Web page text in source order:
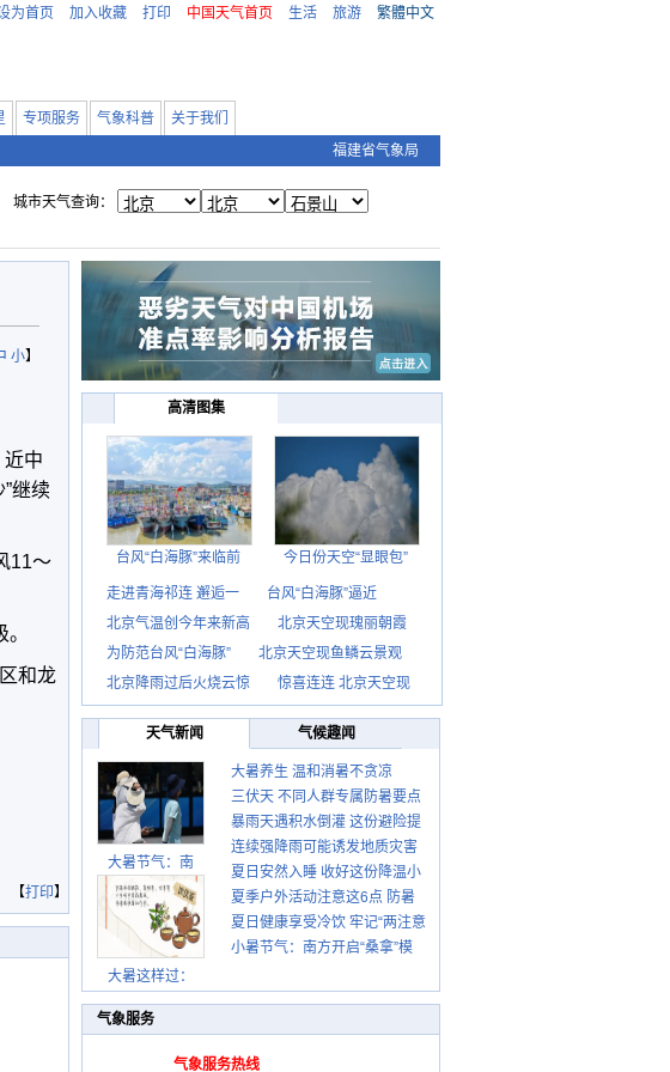
为首页 加入收藏 打印 中国天气首页 生活 旅游 繁體中文
专项服务 气象科普
关于我们
福建省气象局
城市天气查询：
小】
近中
继续
11～
和龙
【打印】
高清图集
台风“白海豚”来临前 今日份天空“显眼包”
走进青海祁连 邂逅一
台风“白海豚”逼近
北京气温创今年来新高
北京天空现瑰丽朝霞
为防范台风“白海豚”
北京天空现鱼鳞云景观
北京降雨过后火烧云惊
惊喜连连 北京天空现
天气新闻 气候趣闻
大暑节气：南
大暑这样过：
大暑养生 温和消暑不贪凉
三伏天 不同人群专属防暑要点
请收好
暴雨天遇积水倒灌 这份避险提
示请收好
连续强降雨可能诱发地质灾害
这些前兆要知道
夏日安然入睡 收好这份降温小
贴士
夏季户外活动注意这6点 防暑
健身两不误
夏日健康享受冷饮 牢记“两注意
一控制”
小暑节气：南方开启“桑拿”模
气象服务
气象服务热线